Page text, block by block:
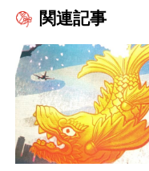
関連記事